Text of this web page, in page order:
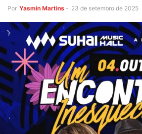
Por Yasmin Martins - 23 de setembro de 2025